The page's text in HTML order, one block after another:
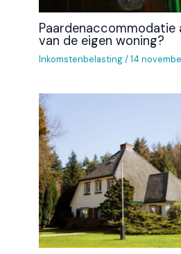
Paardenaccommodatie
van de eigen woning?
Inkomstenbelasting/14